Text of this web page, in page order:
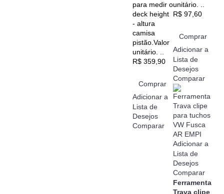
para medir o
deck height
- altura
camisa
pistão.Valor
unitário. ..
R$ 359,90
Comprar
Adicionar a
Lista de
Desejos
Comparar
unitário. ..
R$ 97,60
Comprar
Adicionar a
Lista de
Desejos
Comparar
Adicionar a
Lista de
Desejos
Comparar
Ferramenta
Trava clipe